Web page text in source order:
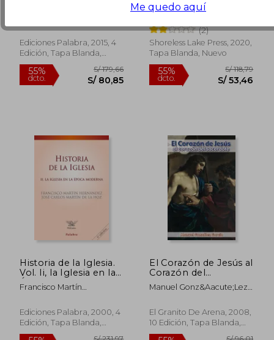
55%
dcto. S/ 103,43
55%
dcto. S/
Ediciones Palabra, 2015, 4
Edición, Tapa Blanda,
Nuevo
(2)
Shoreless Lake Press, 2020,
Tapa Blanda, Nuevo
Historia de la Iglesia.
Vol. Ii, la Iglesia en la
Época Moderna
Francisco Martín
Martín De La Hoz
Ediciones Palabra, 2000, 4
Edición, Tapa Blanda,
Nuevo
El Corazón de Jesús al
Corazón del
Sacerdote: Ratos de
Sagrario en Tiempo
Manuel Gonz&Aacute;Lez
El Granito De Arena, 2008,
10 Edición, Tapa Blanda,
Nuevo
Me quedo aquí